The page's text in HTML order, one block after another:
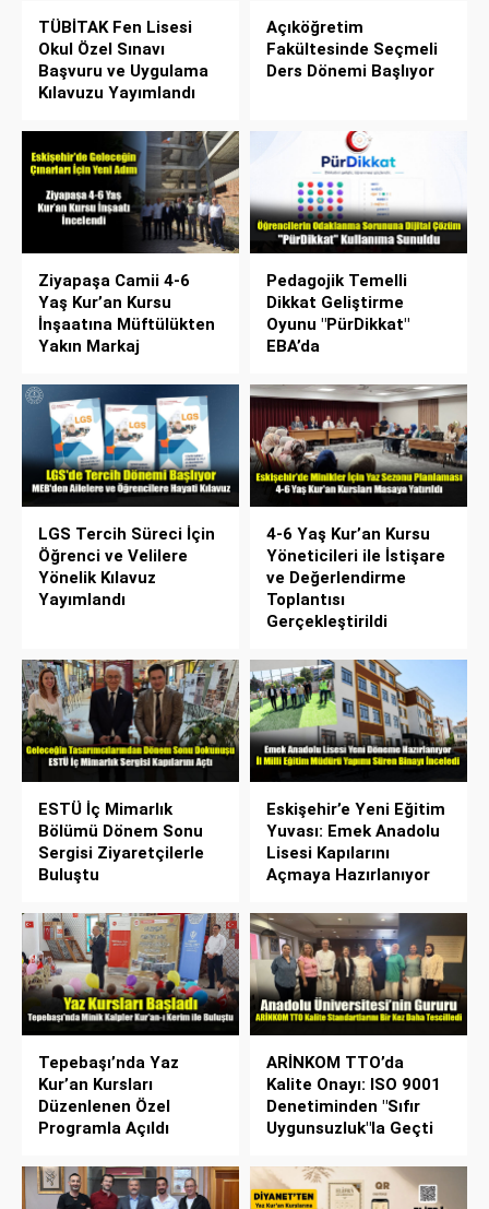
TÜBİTAK Fen Lisesi
Okul Özel Sınavı
Başvuru ve Uygulama
Kılavuzu Yayımlandı
Açıköğretim
Fakültesinde Seçmeli
Ders Dönemi Başlıyor
Ziyapaşa Camii 4-6
Yaş Kur’an Kursu
İnşaatına Müftülükten
Yakın Markaj
Pedagojik Temelli
Dikkat Geliştirme
Oyunu "PürDikkat"
EBA’da
LGS Tercih Süreci İçin
Öğrenci ve Velilere
Yönelik Kılavuz
Yayımlandı
4-6 Yaş Kur’an Kursu
Yöneticileri ile İstişare
ve Değerlendirme
Toplantısı
Gerçekleştirildi
ESTÜ İç Mimarlık
Bölümü Dönem Sonu
Sergisi Ziyaretçilerle
Buluştu
Eskişehir’e Yeni Eğitim
Yuvası: Emek Anadolu
Lisesi Kapılarını
Açmaya Hazırlanıyor
Tepebaşı’nda Yaz
Kur’an Kursları
Düzenlenen Özel
Programla Açıldı
ARİNKOM TTO’da
Kalite Onayı: ISO 9001
Denetiminden "Sıfır
Uygunsuzluk"la Geçti